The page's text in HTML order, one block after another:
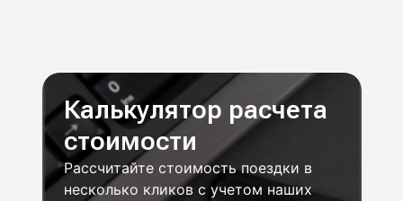
Калькулятор расчета
стоимости
Рассчитайте стоимость поездки в
несколько кликов с учетом наших